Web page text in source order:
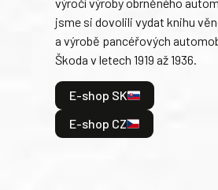
jsme si dovolili vydat knihu
a výrobě pancéřových
Škoda v letech 1919 až 1936.
E-shop SK
E-shop CZ